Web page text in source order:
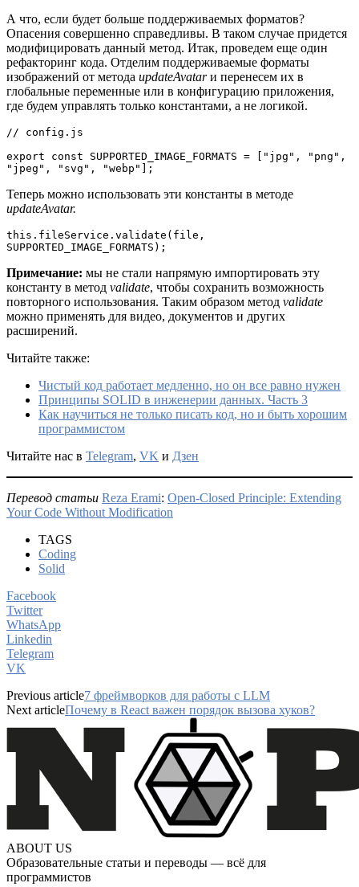
А что, если будет больше поддерживаемых форматов?
Опасения совершенно справедливы. В таком случае придется
модифицировать данный метод. Итак, проведем еще один
рефакторинг кода. Отделим поддерживаемые форматы
изображений от метода updateAvatarи перенесем их в
глобальные переменные или в конфигурацию приложения,
где будем управлять только константами, а не логикой.
// config.js
export const SUPPORTED_IMAGE_FORMATS = ["jpg", "png",
"jpeg", "svg", "webp"];
Теперь можно использовать эти константы в методе
updateAvatar.
this.fileService.validate(file,
SUPPORTED_IMAGE_FORMATS);
Примечание: мы не стали напрямую импортировать эту
константу в метод validate, чтобы сохранить возможность
повторного использования. Таким образом метод validate
можно применять для видео, документов и других
расширений.
Читайте также:
Чистый код работает медленно, но он все равно нужен
Принципы SOLID в инженерии данных. Часть 3
Как научиться не только писать код, но и быть хорошим
программистом
Читайте нас в Telegram, VK и Дзен
Перевод статьи Reza Erami: Open-Closed Principle: Extending
Your Code Without Modification
TAGS
Coding
Solid
Facebook
Twitter
WhatsApp
Linkedin
Telegram
VK
Previous article7 фреймворков для работы с LLM
Next articleПочему в React важен порядок вызова хуков?
ABOUT US
Образовательные статьи и переводы — всё для
программистов